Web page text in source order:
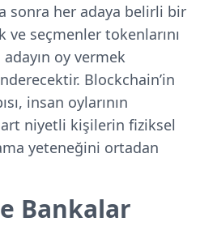
sonra her adaya belirli bir
ve seçmenler tokenlarını
oy vermek
Blockchain’in
insan oylarının
art niyetli kişilerin fiziksel
yeteneğini ortadan
Bankalar